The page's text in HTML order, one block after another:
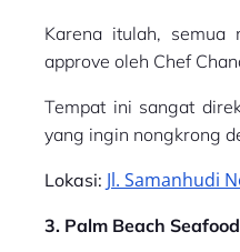
Karena itulah, semua
approve oleh Chef
Tempat ini sangat
yang ingin nongkrong
Lokasi: Jl. Samanhudi
3. Palm Beach